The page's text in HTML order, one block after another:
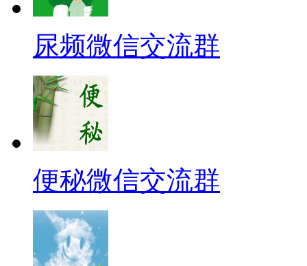
尿频微信交流群
便秘微信交流群